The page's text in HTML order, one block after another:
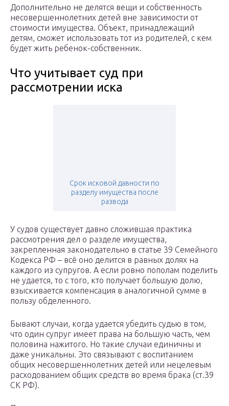
Дополнительно не делятся вещи и собственность
несовершеннолетних детей вне зависимости от
стоимости имущества. Объект, принадлежащий
детям, сможет использовать тот из родителей, с кем
будет жить ребенок-собственник.
Что учитывает суд при
рассмотрении иска
Срок исковой давности по
разделу имущества после
развода
У судов существует давно сложившая практика
рассмотрения дел о разделе имущества,
закрепленная законодательно в статье 39 Семейного
Кодекса РФ – всё оно делится в равных долях на
каждого из супругов. А если ровно пополам поделить
не удается, то с того, кто получает большую долю,
взыскивается компенсация в аналогичной сумме в
пользу обделенного.
Бывают случаи, когда удается убедить судью в том,
что один супруг имеет права на большую часть, чем
половина нажитого. Но такие случаи единичны и
даже уникальны. Это связывают с воспитанием
общих несовершеннолетних детей или нецелевым
расходованием общих средств во время брака (ст.39
СК РФ).